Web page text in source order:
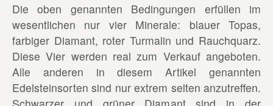
Die oben genannten Bedingungen erfüllen im
wesentlichen nur vier Minerale: blauer Topas,
farbiger Diamant, roter Turmalin und Rauchquarz.
Diese Vier werden real zum Verkauf angeboten.
Alle anderen in diesem Artikel genannten
Edelsteinsorten sind nur extrem selten anzutreffen.